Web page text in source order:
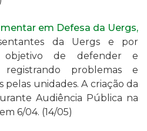
em Defesa da Uergs,
da Uergs e por
de defender e
problemas e
pelas unidades. A criação da
Audiência Pública na
6/04. (14/05)